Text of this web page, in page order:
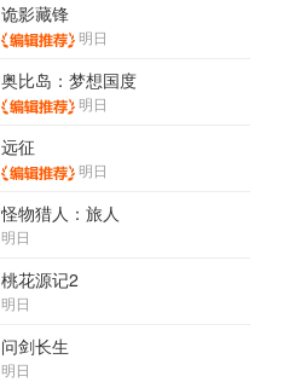
诡影藏锋
明日
奥比岛：梦想国度
明日
远征
明日
怪物猎人：旅人
明日
桃花源记2
明日
问剑长生
明日